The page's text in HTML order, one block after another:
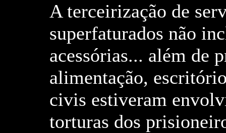
A terceirização de
superfaturados não
acessórias... além de
alimentação,
civis estiveram
torturas dos